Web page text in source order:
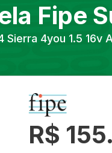
Fipe
Sierra 4you 1.5 16v
R$